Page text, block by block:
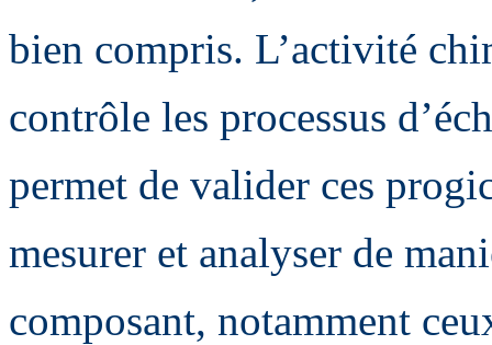
bien compris. L’activité
contrôle les processus
permet de valider ces
mesurer et analyser de
composant, notamment